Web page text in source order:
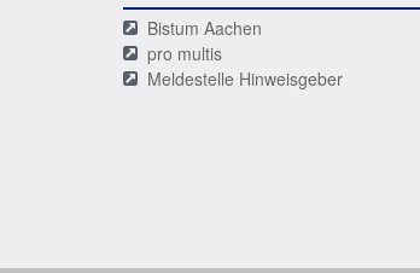
Bistum Aachen
pro multis
Meldestelle Hinweisgeber